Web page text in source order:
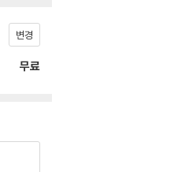
변경
무료